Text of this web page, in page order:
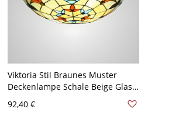
Viktoria Stil Braunes Muster
Deckenlampe Schale Beige Glas
110V-120V 30,48 cm
92,40 €